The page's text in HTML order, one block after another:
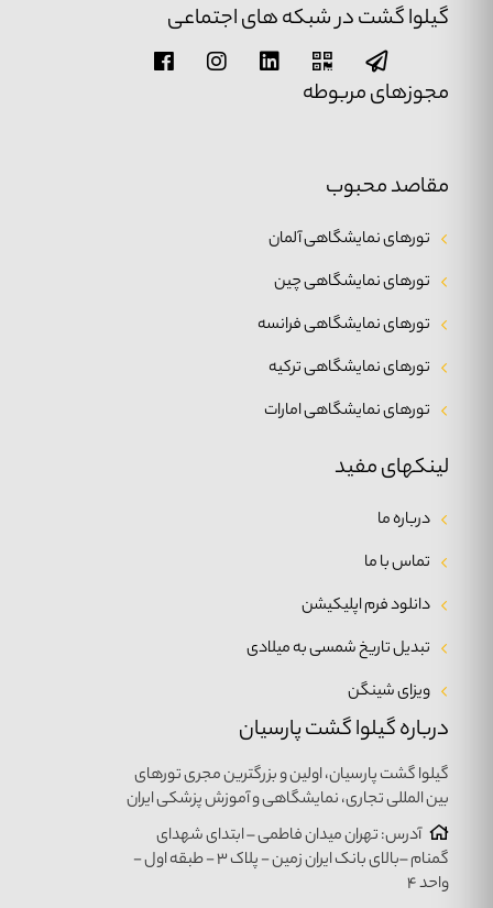
درباره گیلوا گشت پارسیان
گیلوا گشت پارسیان، اولین و بزرگترین مجری تورهای
بین المللی تجاری، نمایشگاهی و آموزش پزشکی ایران
آدرس: تهران میدان فاطمی – ابتدای شهدای
گمنام –بالای بانک ایران زمین - پلاک ۳ - طبقه اول -
واحد ۴
لینکهای مفید
درباره ما
تماس با ما
دانلود فرم اپلیکیشن
تبدیل تاریخ شمسی به میلادی
ویزای شینگن
مقاصد محبوب
تورهای نمایشگاهی آلمان
تورهای نمایشگاهی چین
تورهای نمایشگاهی فرانسه
تورهای نمایشگاهی ترکیه
تورهای نمایشگاهی امارات
گیلوا گشت در شبکه های اجتماعی
مجوزهای مربوطه